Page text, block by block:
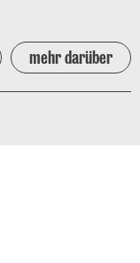
mehr darüber